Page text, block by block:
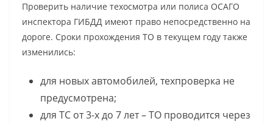
Проверить наличие техосмотра или полиса ОСАГО
инспектора ГИБДД имеют право непосредственно на
дороге. Сроки прохождения ТО в текущем году также
изменились:
для новых автомобилей, техпроверка не
предусмотрена;
для ТС от 3-х до 7 лет – ТО проводится через